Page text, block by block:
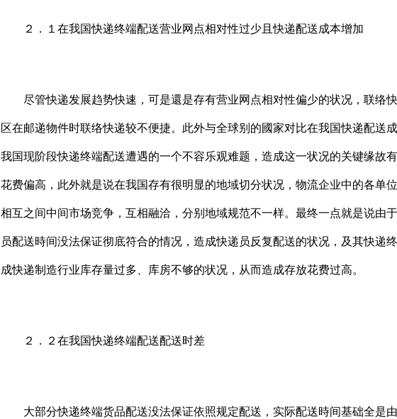
２．１在我国快递终端配送营业网点相对性过少且快递配送成本增加
尽管快递发展趋势快速，可是還是存有营业网点相对性偏少的状况，联络
区在邮递物件时联络快递较不便捷。此外与全球别的國家对比在我国快递配送
我国现阶段快递终端配送遭遇的一个不容乐观难题，造成这一状况的关键缘故
花费偏高，此外就是说在我国存有很明显的地域切分状况，物流企业中的各单
相互之间中间市场竞争，互相融洽，分别地域规范不一样。最终一点就是说由
员配送時间没法保证彻底符合的情况，造成快递员反复配送的状况，及其快递
成快递制造行业库存量过多、库房不够的状况，从而造成存放花费过高。
２．２在我国快递终端配送配送时差
大部分快递终端货品配送没法保证依照规定配送，实际配送時间基础全是